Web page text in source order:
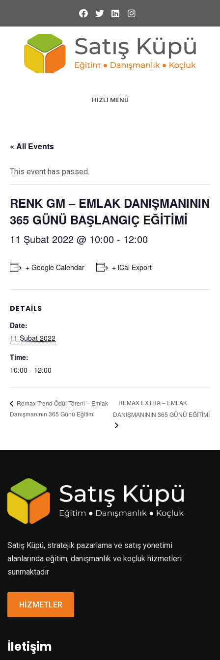
HIZLI MENÜ
« All Events
This event has passed.
RENK GM – EMLAK DANIŞMANININ
365 GÜNÜ BAŞLANGIÇ EĞİTİMİ
11 Şubat 2022 @ 10:00 - 12:00
+ Google Calendar + iCal Export
DETAILS
Date:
11 Şubat 2022
Time:
10:00 - 12:00
Remax Trend Ödül Töreni – Emlak
Danışmanının 365 Günü Eğitimi
REMAX EXTRA – EMLAK
DANIŞMANININ 365 GÜNÜ EĞİTİMİ
Satış Küpü, stratejik pazarlama ve satış yönetimi
alanlarında eğitim, danışmanlık ve koçluk hizmetleri
sunmaktadır
HİZMETLER
İletişim